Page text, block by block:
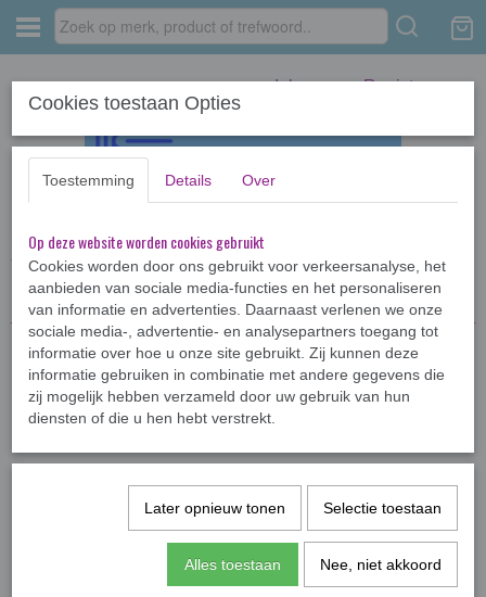
Inloggen Registreren
Home › Kinderboeken <12jr › Kameleon
*
Cookies toestaan Opties
Toestemming Details Over
Op deze website worden cookies gebruikt
Cookies worden door ons gebruikt voor verkeersanalyse, het
aanbieden van sociale media-functies en het personaliseren
van informatie en advertenties. Daarnaast verlenen we onze
sociale media-, advertentie- en analysepartners toegang tot
informatie over hoe u onze site gebruikt. Zij kunnen deze
informatie gebruiken in combinatie met andere gegevens die
zij mogelijk hebben verzameld door uw gebruik van hun
diensten of die u hen hebt verstrekt.
Later opnieuw tonen Selectie toestaan
Alles toestaan Nee, niet akkoord